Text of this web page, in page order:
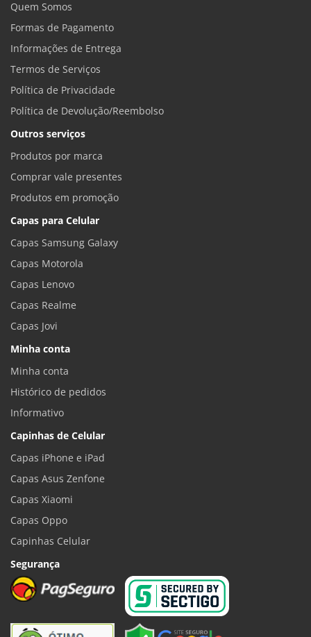
Quem Somos
Formas de Pagamento
Informações de Entrega
Termos de Serviços
Política de Privacidade
Política de Devolução/Reembolso
Outros serviços
Produtos por marca
Comprar vale presentes
Produtos em promoção
Capas para Celular
Capas Samsung Galaxy
Capas Motorola
Capas Lenovo
Capas Realme
Capas Jovi
Minha conta
Minha conta
Histórico de pedidos
Informativo
Capinhas de Celular
Capas iPhone e iPad
Capas Asus Zenfone
Capas Xiaomi
Capas Oppo
Capinhas Celular
Segurança